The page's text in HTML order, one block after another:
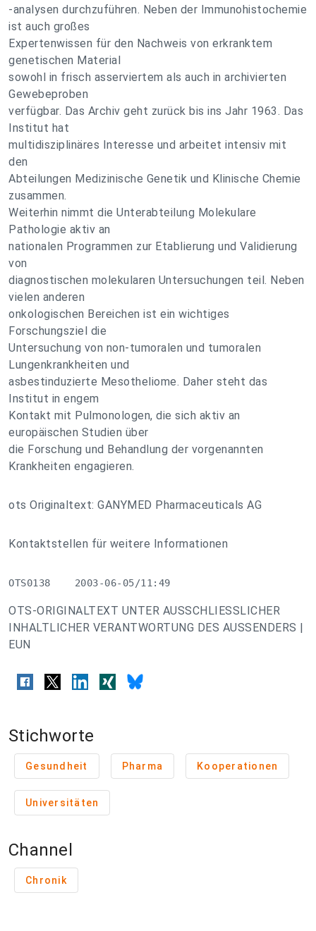
-analysen durchzuführen. Neben der Immunohistochemie
ist auch großes
Expertenwissen für den Nachweis von erkranktem
genetischen Material
sowohl in frisch asserviertem als auch in archivierten
Gewebeproben
verfügbar. Das Archiv geht zurück bis ins Jahr 1963. Das
Institut hat
multidisziplinäres Interesse und arbeitet intensiv mit
den
Abteilungen Medizinische Genetik und Klinische Chemie
zusammen.
Weiterhin nimmt die Unterabteilung Molekulare
Pathologie aktiv an
nationalen Programmen zur Etablierung und Validierung
von
diagnostischen molekularen Untersuchungen teil. Neben
vielen anderen
onkologischen Bereichen ist ein wichtiges
Forschungsziel die
Untersuchung von non-tumoralen und tumoralen
Lungenkrankheiten und
asbestinduzierte Mesotheliome. Daher steht das
Institut in engem
Kontakt mit Pulmonologen, die sich aktiv an
europäischen Studien über
die Forschung und Behandlung der vorgenannten
Krankheiten engagieren.
ots Originaltext: GANYMED Pharmaceuticals AG
Kontaktstellen für weitere Informationen
OTS0138    2003-06-05/11:49
OTS-ORIGINALTEXT UNTER AUSSCHLIESSLICHER
INHALTLICHER VERANTWORTUNG DES AUSSENDERS |
EUN
Stichworte
Gesundheit Pharma Kooperationen
Universitäten
Channel
Chronik